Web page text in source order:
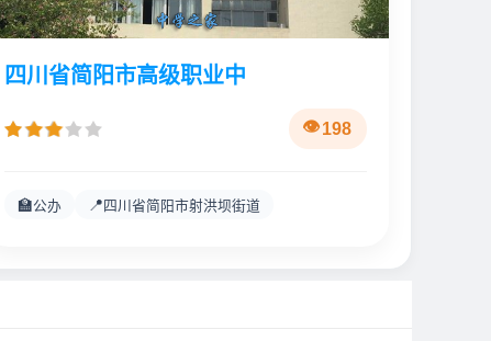
四川省简阳市高级职业中
198
🏫公办 📍 四川省简阳市射洪坝街道